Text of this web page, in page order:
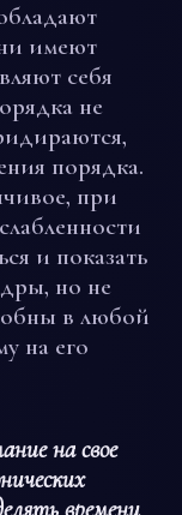
имеют
себя
не
порядка.
при
и показать
но не
в любой
на его
на свое